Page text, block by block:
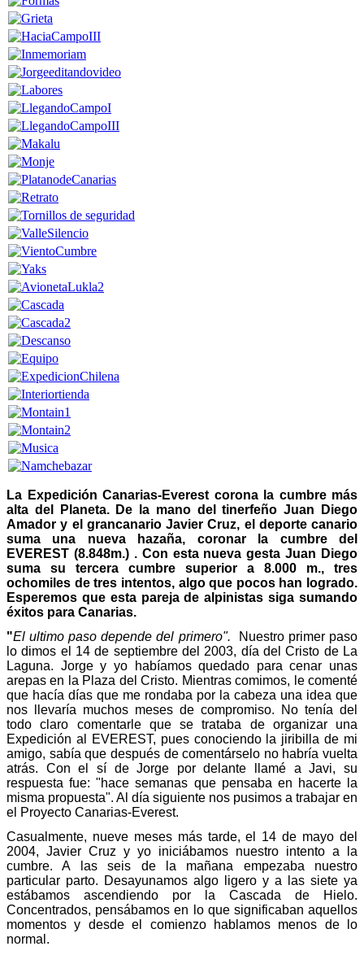
La Expedición Canarias-Everest corona la cumbre más
alta del Planeta. De la mano del tinerfeño Juan Diego
Amador y el grancanario Javier Cruz, el deporte canario
suma una nueva hazaña, coronar la cumbre del
EVEREST (8.848m.) . Con esta nueva gesta Juan Diego
suma su tercera cumbre superior a 8.000 m., tres
ochomiles de tres intentos, algo que pocos han logrado.
Esperemos que esta pareja de alpinistas siga sumando
éxitos para Canarias.
"El ultimo paso depende del primero". Nuestro primer paso
lo dimos el 14 de septiembre del 2003, día del Cristo de La
Laguna. Jorge y yo habíamos quedado para cenar unas
arepas en la Plaza del Cristo. Mientras comimos, le comenté
que hacía días que me rondaba por la cabeza una idea que
nos llevaría muchos meses de compromiso. No tenía del
todo claro comentarle que se trataba de organizar una
Expedición al EVEREST, pues conociendo la jiribilla de mi
amigo, sabía que después de comentárselo no habría vuelta
atrás. Con el sí de Jorge por delante llamé a Javi, su
respuesta fue: "hace semanas que pensaba en hacerte la
misma propuesta". Al día siguiente nos pusimos a trabajar en
el Proyecto Canarias-Everest.
Casualmente, nueve meses más tarde, el 14 de mayo del
2004, Javier Cruz y yo iniciábamos nuestro intento a la
cumbre. A las seis de la mañana empezaba nuestro
particular parto. Desayunamos algo ligero y a las siete ya
estábamos ascendiendo por la Cascada de Hielo.
Concentrados, pensábamos en lo que significaban aquellos
momentos y desde el comienzo hablamos menos de lo
normal.